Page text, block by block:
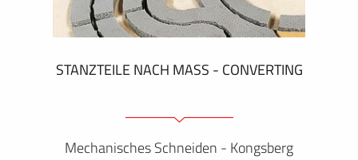
STANZTEILE NACH MASS - CONVERTING
Mechanisches Schneiden - Kongsberg